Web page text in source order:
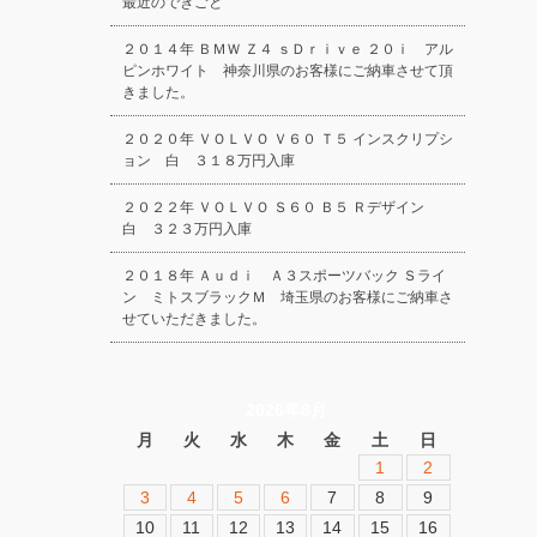
２０１４年 ＢＭＷ Ｚ４ ｓＤｒｉｖｅ ２０ｉ アル
ピンホワイト 神奈川県のお客様にご納車させて頂
きました。
２０２０年 ＶＯＬＶＯ Ｖ６０ Ｔ５ インスクリプシ
ョン 白 ３１８万円入庫
２０２２年 ＶＯＬＶＯ Ｓ６０ Ｂ５ Ｒデザイン
白 ３２３万円入庫
２０１８年 Ａｕｄｉ Ａ３スポーツバック Ｓライ
ン ミトスブラックＭ 埼玉県のお客様にご納車さ
せていただきました。
月
火 水 木 金 土
日
1
2
3
4 5 6 7 8
9
10
11 12 13 14 15
16